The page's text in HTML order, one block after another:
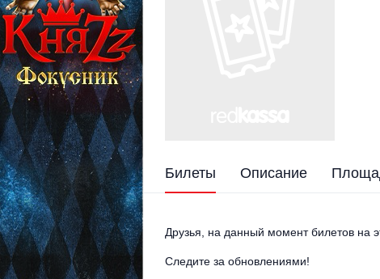
Билеты Описание
Друзья, на данный момент билетов на
Следите за обновлениями!